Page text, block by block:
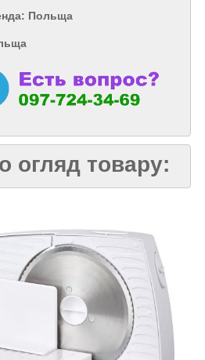
Польща
огляд товару: